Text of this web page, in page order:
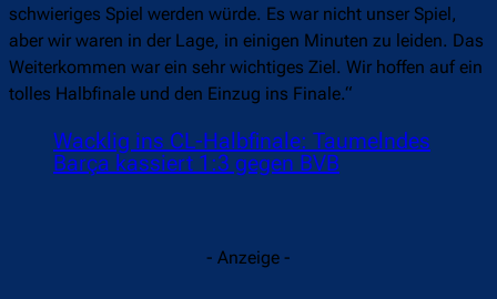
schwieriges Spiel werden würde. Es war nicht unser Spiel,
aber wir waren in der Lage, in einigen Minuten zu leiden. Das
Weiterkommen war ein sehr wichtiges Ziel. Wir hoffen auf ein
tolles Halbfinale und den Einzug ins Finale.“
Wacklig ins CL-Halbfinale: Taumelndes
Barça kassiert 1:3 gegen BVB
- Anzeige -